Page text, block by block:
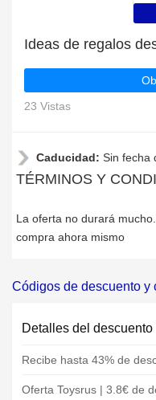
Ideas de regalos
23 Vistas
Caducidad: Sin fecha
TÉRMINOS Y
La oferta no durará
compra ahora mismo
Códigos de descuento y
Detalles del descuento
Recibe hasta 43% de
Oferta Toysrus | 3.8€ de